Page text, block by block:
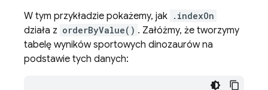
W tym przykładzie pokażemy, jak .indexOn
działa z orderByValue() . Załóżmy, że tworzymy
tabelę wyników sportowych dinozaurów na
podstawie tych danych: